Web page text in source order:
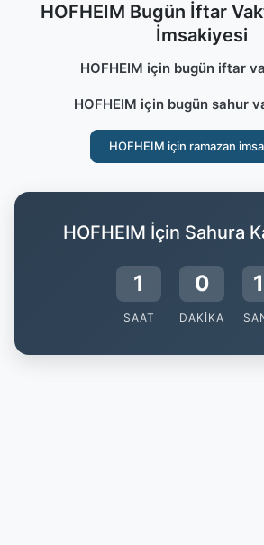
HOFHEIM Bugün İftar
İmsakiyesi
HOFHEIM için bugün iftar
HOFHEIM için bugün sahur
HOFHEIM için ramazan
HOFHEIM İçin Sahura
1
SAAT
0
DAKIKA